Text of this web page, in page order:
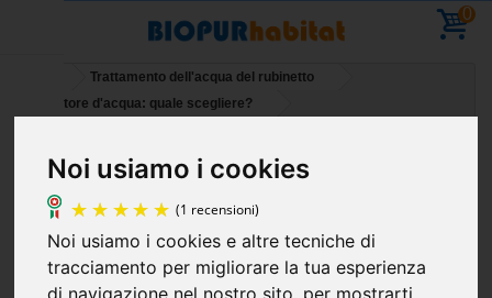
Noi usiamo i cookies
(1 recensioni)
Noi usiamo i cookies e altre tecniche di
tracciamento per migliorare la tua esperienza
0
Trattamento dell'acqua del rubinetto
Depuratore d'acqua: quale scegliere?
Vacanze - È possibile effettuare ordini - ripresa
delle consegne l' 11 agosto